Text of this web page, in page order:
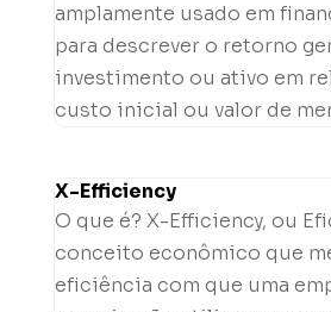
amplamente usado em
para descrever o retorno
investimento ou ativo em
custo inicial ou valor de
X-Efficiency
O que é? X-Efficiency, ou
conceito econômico que
eficiência com que uma